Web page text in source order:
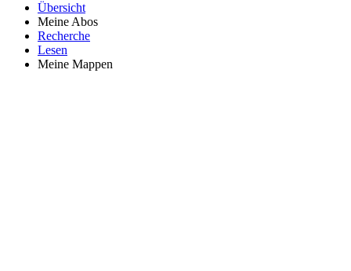
Übersicht
Meine Abos
Recherche
Lesen
Meine Mappen